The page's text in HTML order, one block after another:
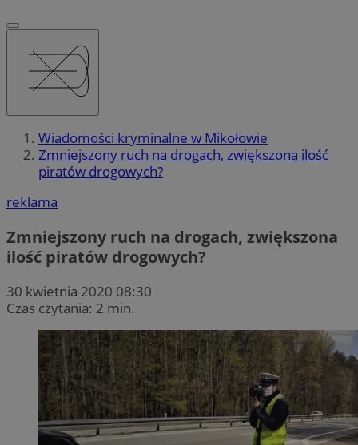
Wiadomości kryminalne w Mikołowie
Zmniejszony ruch na drogach, zwiększona ilość
piratów drogowych?
reklama
Zmniejszony ruch na drogach, zwiększona
ilość piratów drogowych?
30 kwietnia 2020 08:30
Czas czytania: 2 min.